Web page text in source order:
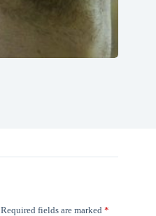
Required fields are marked *